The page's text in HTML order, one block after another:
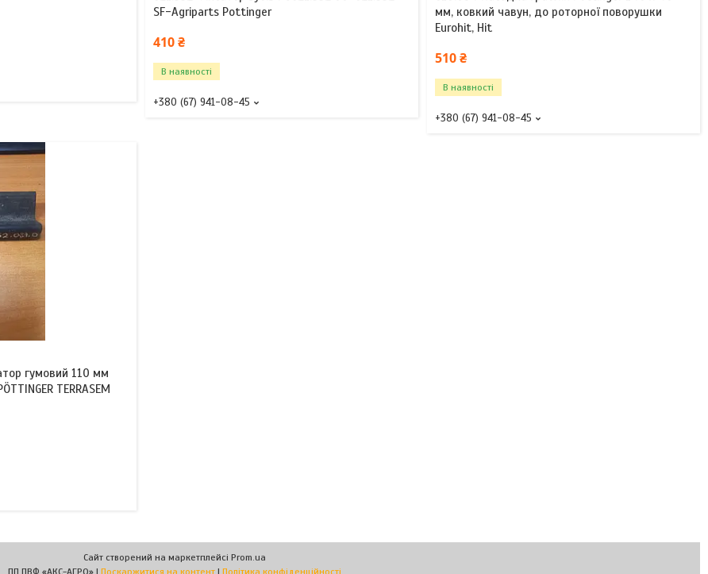
SF-Agriparts Pottinger
410 ₴
В наявності
+380 (67) 941-08-45
мм, ковкий чавун, до роторної поворушки
Eurohit, Hit
510 ₴
В наявності
+380 (67) 941-08-45
гумовий 110 мм
TERRASEM
Сайт створений на маркетплейсі Prom.ua
ПП ПВФ «АКС-АГРО» | Поскаржитися на контент | Політика конфіденційності